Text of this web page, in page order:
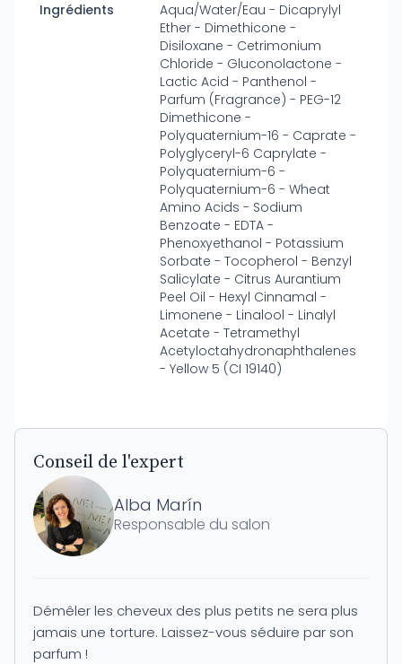
Ingrédients
Aqua/Water/Eau - Dicaprylyl
Ether - Dimethicone -
Disiloxane - Cetrimonium
Chloride - Gluconolactone -
Lactic Acid - Panthenol -
Parfum (Fragrance) - PEG-12
Dimethicone -
Polyquaternium-16 - Caprate -
Polyglyceryl-6 Caprylate -
Polyquaternium-6 -
Polyquaternium-6 - Wheat
Amino Acids - Sodium
Benzoate - EDTA -
Phenoxyethanol - Potassium
Sorbate - Tocopherol - Benzyl
Salicylate - Citrus Aurantium
Peel Oil - Hexyl Cinnamal -
Limonene - Linalool - Linalyl
Acetate - Tetramethyl
Acetyloctahydronaphthalenes
- Yellow 5 (CI 19140)
Conseil de l'expert
Alba Marín
Responsable du salon
Démêler les cheveux des plus petits ne sera plus
jamais une torture. Laissez-vous séduire par son
parfum !